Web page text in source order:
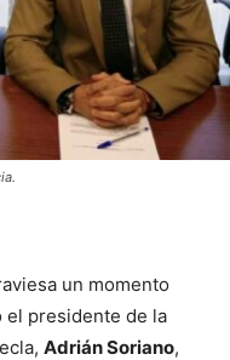
un momento
el presidente de la
Adrián Soriano,